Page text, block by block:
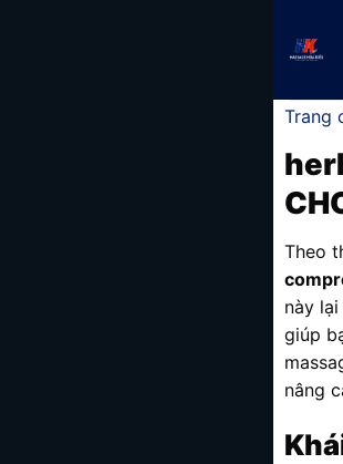
content
Trang
Theo
này
giúp
nâng